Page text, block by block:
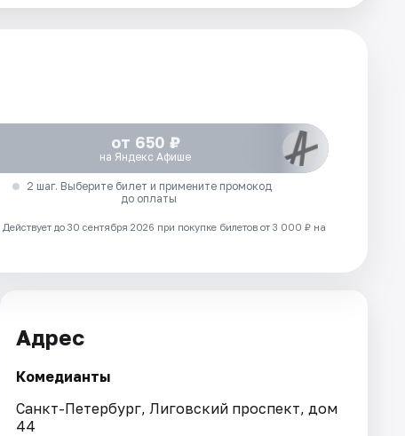
от 650 ₽
на Яндекс Афише
2 шаг. Выберите билет и примените промокод
до оплаты
Действует до 30 сентября 2026 при покупке билетов от 3 000 ₽ на
Адрес
Комедианты
Санкт-Петербург, Лиговский проспект, дом
44